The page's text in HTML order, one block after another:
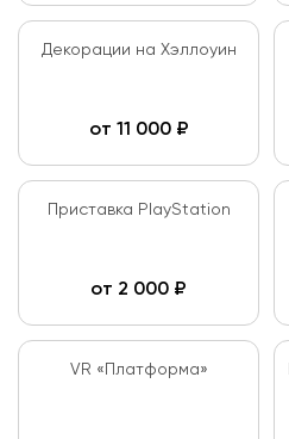
Декорации на Хэллоуин
от 11 000₽
Приставка PlayStation
от 2 000 ₽
VR «Платформа»